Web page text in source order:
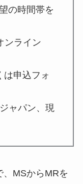
の時間帯を
ンライン
は申込フォ
ャパン、現
MSからMRを